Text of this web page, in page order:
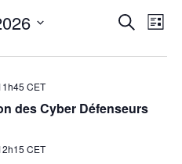
Liste
CET
des Cyber Défenseurs
CET